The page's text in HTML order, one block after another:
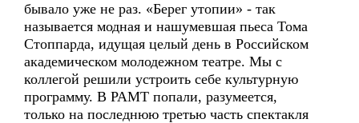
бывало уже не раз. «Берег утопии» - так
называется модная и нашумевшая пьеса Тома
Стоппарда, идущая целый день в Российском
академическом молодежном театре. Мы с
коллегой решили устроить себе культурную
программу. В РАМТ попали, разумеется,
только на последнюю третью часть спектакля